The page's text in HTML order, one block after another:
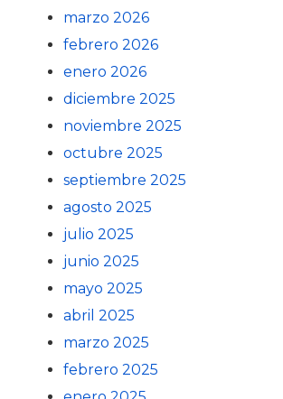
marzo 2026
febrero 2026
enero 2026
diciembre 2025
noviembre 2025
octubre 2025
septiembre 2025
agosto 2025
julio 2025
junio 2025
mayo 2025
abril 2025
marzo 2025
febrero 2025